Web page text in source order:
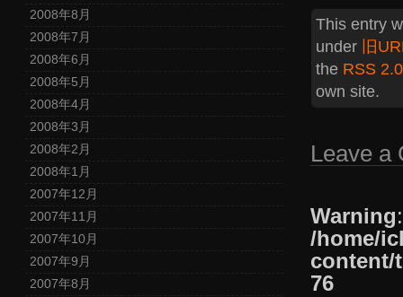
2008年8月
2008年7月
2008年6月
2008年5月
2008年4月
2008年3月
2008年2月
2008年1月
2007年12月
2007年11月
2007年10月
2007年9月
2007年8月
This entry
under 旧
the RSS 2.0
own site.
Leave a
Warning
/home/
content/
76